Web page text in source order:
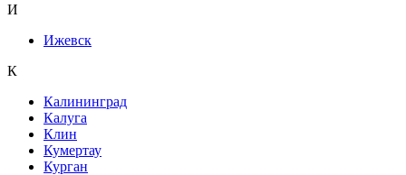
И
Ижевск
К
Калининград
Калуга
Клин
Кумертау
Курган